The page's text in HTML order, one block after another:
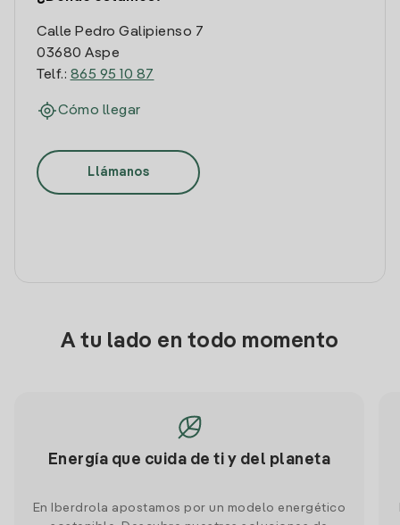
Calle Pedro Galipienso 7
03680 Aspe
Telf.: 865 95 10 87
Cómo llegar
Llámanos
A tu lado en todo momento
Energía que cuida de ti y del planeta
En Iberdrola apostamos por un modelo energético